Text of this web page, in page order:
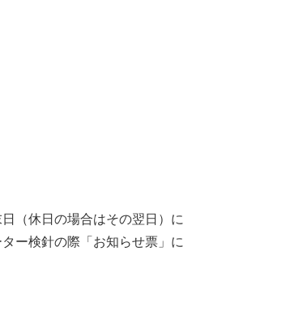
（休日の場合はその翌日）に
ー検針の際「お知らせ票」に